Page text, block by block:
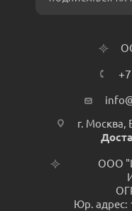
г. Москва,
ООО
Юр. адрес: